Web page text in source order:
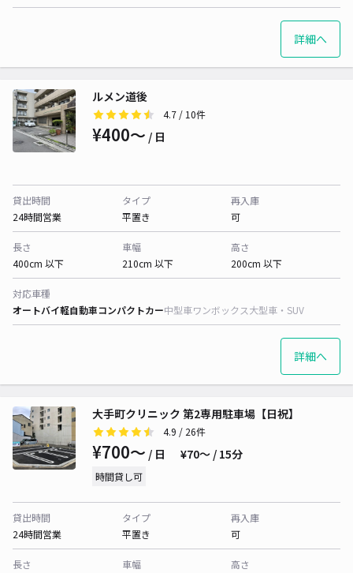
詳細へ
ルメン道後
4.7 / 10件
¥400〜 / 日
貸出時間
24時間営業
タイプ
平置き
再入庫
可
長さ
400cm 以下
車幅
210cm 以下
高さ
200cm 以下
対応車種
オートバイ軽自動車コンパクトカー中型車ワンボックス大型車・SUV
詳細へ
大手町クリニック 第2専用駐車場【日祝】
4.9 / 26件
¥700〜 / 日 ¥70〜 / 15分
時間貸し可
貸出時間
24時間営業
タイプ
平置き
再入庫
可
長さ
車幅
高さ